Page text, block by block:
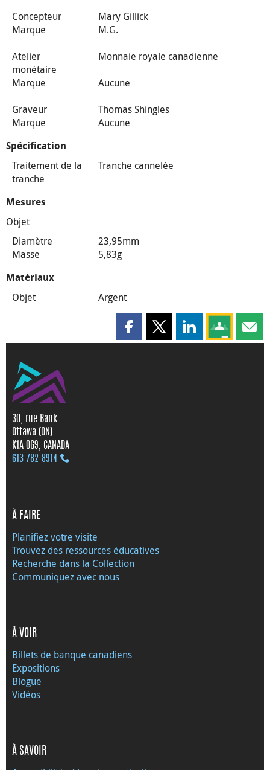
Concepteur
Mary Gillick
Marque
M.G.
Atelier
monétaire
Monnaie royale canadienne
Marque
Aucune
Graveur
Thomas Shingles
Marque
Aucune
Spécification
Traitement de la
tranche
Tranche cannelée
Mesures
Objet
Diamètre
23,95mm
Masse
5,83g
Matériaux
Objet Argent
Partager cette page sur
Partager cette page sur X
Partager cette
Partagez
30, rue Bank
Ottawa (ON)
K1A 0G9, CANADA
613 782‑8914
À FAIRE
Planifiez votre visite
Trouvez des ressources éducatives
Recherche dans la Collection
Communiquez avec nous
À VOIR
Billets de banque canadiens
Expositions
Blogue
Vidéos
À SAVOIR